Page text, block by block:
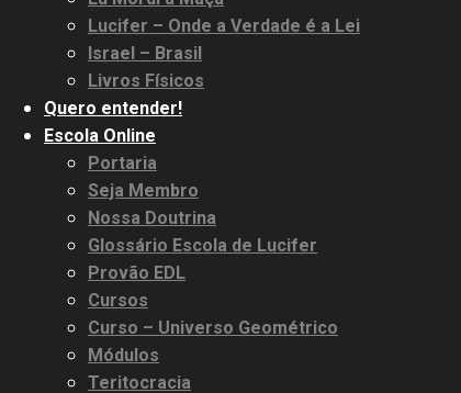
Lucifer – Onde a Verdade é a Lei
Israel – Brasil
Livros Físicos
Quero entender!
Escola Online
Portaria
Seja Membro
Nossa Doutrina
Glossário Escola de Lucifer
Provão EDL
Cursos
Curso – Universo Geométrico
Módulos
Teritocracia